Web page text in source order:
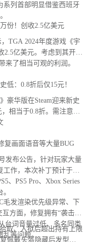
系列首部明显借鉴西班牙
份！创收2.5亿美元
TGA 2024年度游戏《宇
2.5亿美元。考虑到其开发
来了相当可观的利润。
：0.8折后仅15元！
华版在Steam迎来新史
相当于0.8折。需注意，
画面语音等大量BUG
布公告，针对玩家大量
工作，本次补丁预计于下
、PS5 Pro、Xbox Series
发渲染优先级异常、下
方面，修复拥有“袭击对
台词音量过低、多名同类
乱等问题。
、入狱后超出持有上限
佩戴头盔隐藏后发型异